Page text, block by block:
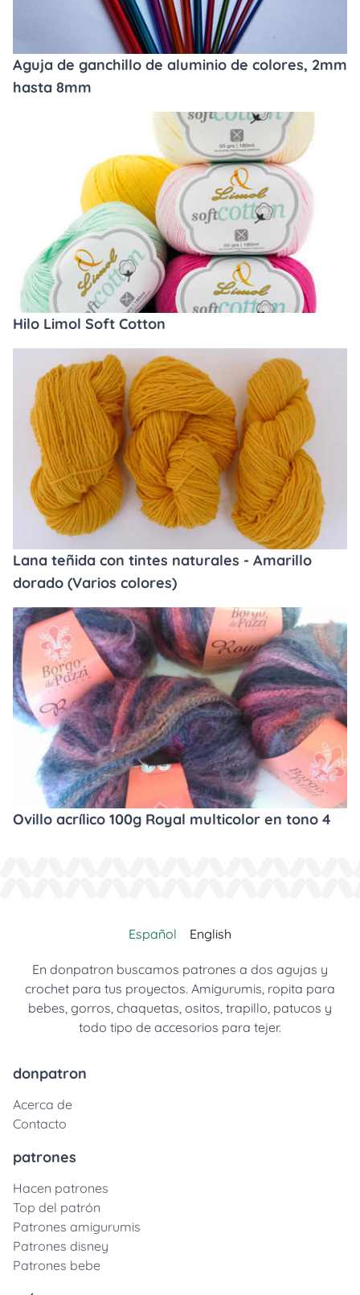
Aguja de ganchillo de aluminio de colores, 2mm
hasta 8mm
Hilo Limol Soft Cotton
Lana teñida con tintes naturales - Amarillo
dorado (Varios colores)
Ovillo acrílico 100g Royal multicolor en tono 4
Español English
En donpatron buscamos patrones a dos agujas y
crochet para tus proyectos. Amigurumis, ropita para
bebes, gorros, chaquetas, ositos, trapillo, patucos y
todo tipo de accesorios para tejer.
donpatron
Acerca de
Contacto
patrones
Hacen patrones
Top del patrón
Patrones amigurumis
Patrones disney
Patrones bebe